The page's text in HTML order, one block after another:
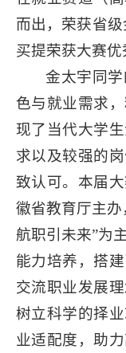
而出，荣获省
买提荣获大赛优
金太宇同
色与就业需求
现了当代大学
求以及较强的
致认可。本届
徽省教育厅主
航职引未来”为
能力培养，搭
交流职业发展
树立科学的择
业适配度，助